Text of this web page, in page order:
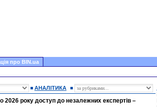
про BIN.ua
АНАЛІТИКА
2026 року доступ до незалежних експертів –